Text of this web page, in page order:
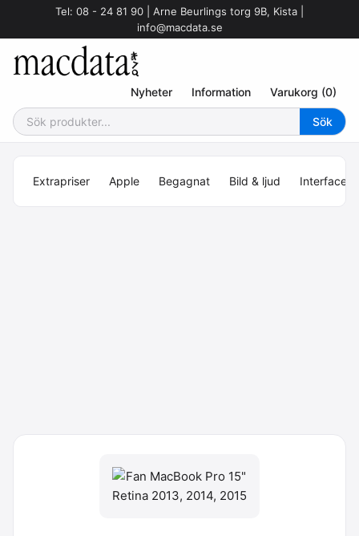
Tel: 08 - 24 81 90 | Arne Beurlings torg 9B, Kista |
info@macdata.se
Nyheter Information Varukorg (0)
Extrapriser Apple Begagnat Bild & ljud Interface